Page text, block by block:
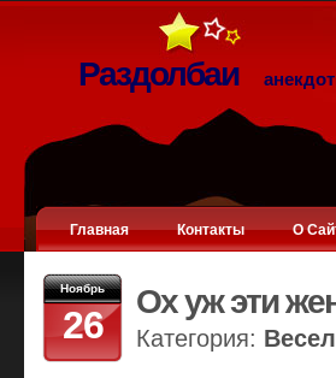
Раздолбаи
Главная Контакты О
Ноябрь
26
Ох уж эти
Категория: